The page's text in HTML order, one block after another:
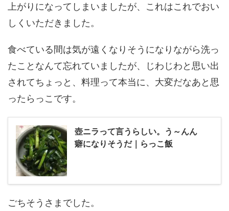
上がりになってしまいましたが、これはこれでおい
しくいただきました。
食べている間は気が遠くなりそうになりながら洗っ
たことなんて忘れていましたが、じわじわと思い出
されてちょっと、料理って本当に、大変だなあと思
ったらっこです。
壺ニラって言うらしい。う～んん
癖になりそうだ｜らっこ飯
ごちそうさまでした。